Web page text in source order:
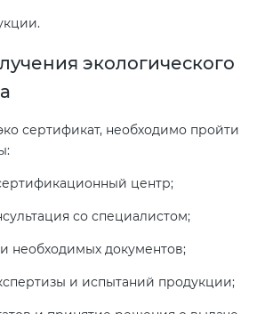
экологического
сертификат, необходимо пройти
центр;
со специалистом;
необходимых документов;
и испытаний продукции;